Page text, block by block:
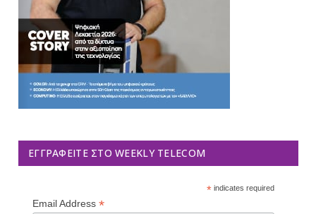
ΕΓΓΡΑΦΕΊΤΕ ΣΤΟ WEEKLY TELECOM
*indicates required
Email Address *